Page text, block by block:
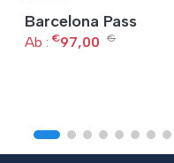
Barcelona Pass
Ab : €97,00 €